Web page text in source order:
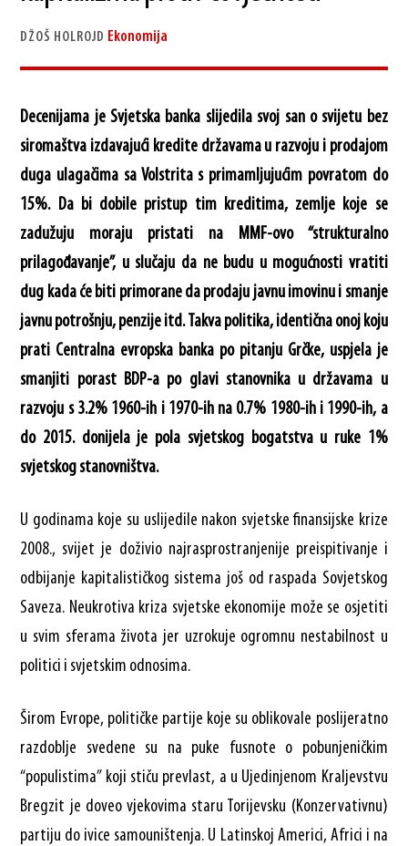
DŽOŠ HOLROJD Ekonomija
Decenijama je Svjetska banka slijedila svoj san o svijetu bez
siromaštva izdavajući kredite državama u razvoju i prodajom
duga ulagačima sa Volstrita s primamljujućim povratom do
15%. Da bi dobile pristup tim kreditima, zemlje koje se
zadužuju moraju pristati na MMF-ovo “strukturalno
prilagođavanje”, u slučaju da ne budu u mogućnosti vratiti
dug kada će biti primorane da prodaju javnu imovinu i smanje
javnu potrošnju, penzije itd. Takva politika, identična onoj koju
prati Centralna evropska banka po pitanju Grčke, uspjela je
smanjiti porast BDP-a po glavi stanovnika u državama u
razvoju s 3.2% 1960-ih i 1970-ih na 0.7% 1980-ih i 1990-ih, a
do 2015. donijela je pola svjetskog bogatstva u ruke 1%
svjetskog stanovništva.
U godinama koje su uslijedile nakon svjetske finansijske krize
2008., svijet je doživio najrasprostranjenije preispitivanje i
odbijanje kapitalističkog sistema još od raspada Sovjetskog
Saveza. Neukrotiva kriza svjetske ekonomije može se osjetiti
u svim sferama života jer uzrokuje ogromnu nestabilnost u
politici i svjetskim odnosima.
Širom Evrope, političke partije koje su oblikovale poslijeratno
razdoblje svedene su na puke fusnote o pobunjeničkim
“populistima” koji stiču prevlast, a u Ujedinjenom Kraljevstvu
Bregzit je doveo vjekovima staru Torijevsku (Konzervativnu)
partiju do ivice samouništenja. U Latinskoj Americi, Africi i na